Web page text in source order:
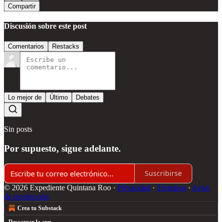
Compartir
Discusión sobre este post
Comentarios Restacks
Lo mejor de Último Debates
Sin posts
Por supuesto, sigue adelante.
Suscribirse
© 2026 Expediente Quintana Roo · Privacidad ∙ Términos ∙ Aviso
de recolección
Crea tu Substack